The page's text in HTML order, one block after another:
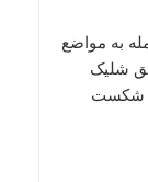
به مواضع
شلیک
شکست